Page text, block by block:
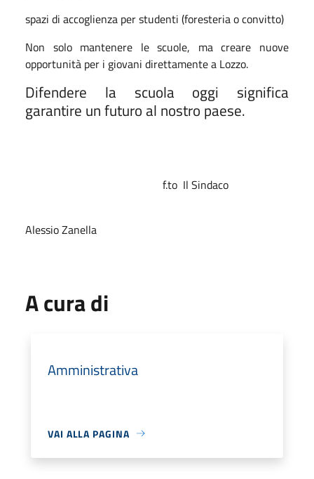
spazi di accoglienza per studenti (foresteria o convitto)
Non solo mantenere le scuole, ma creare nuove
opportunità per i giovani direttamente a Lozzo.
Difendere la scuola oggi significa
garantire un futuro al nostro paese.
f.to Il Sindaco
Alessio Zanella
A cura di
Amministrativa
VAI ALLA PAGINA